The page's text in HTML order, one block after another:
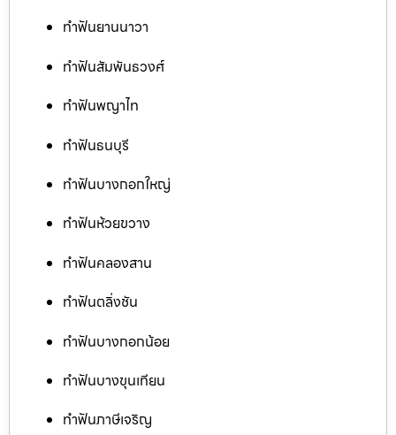
ทำฟันยานนาวา
ทำฟันสัมพันธวงศ์
ทำฟันพญาไท
ทำฟันธนบุรี
ทำฟันบางกอกใหญ่
ทำฟันห้วยขวาง
ทำฟันคลองสาน
ทำฟันตลิ่งชัน
ทำฟันบางกอกน้อย
ทำฟันบางขุนเทียน
ทำฟันภาษีเจริญ